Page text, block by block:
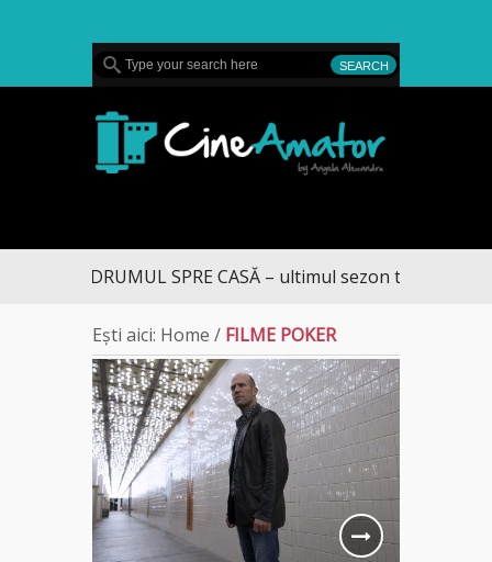
DRUMUL SPRE CASĂ – ultimul sezon te aduce la
Ești aici: Home / FILME POKER